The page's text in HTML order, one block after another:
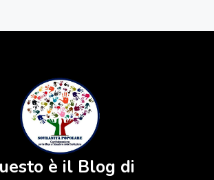
è il Blog di